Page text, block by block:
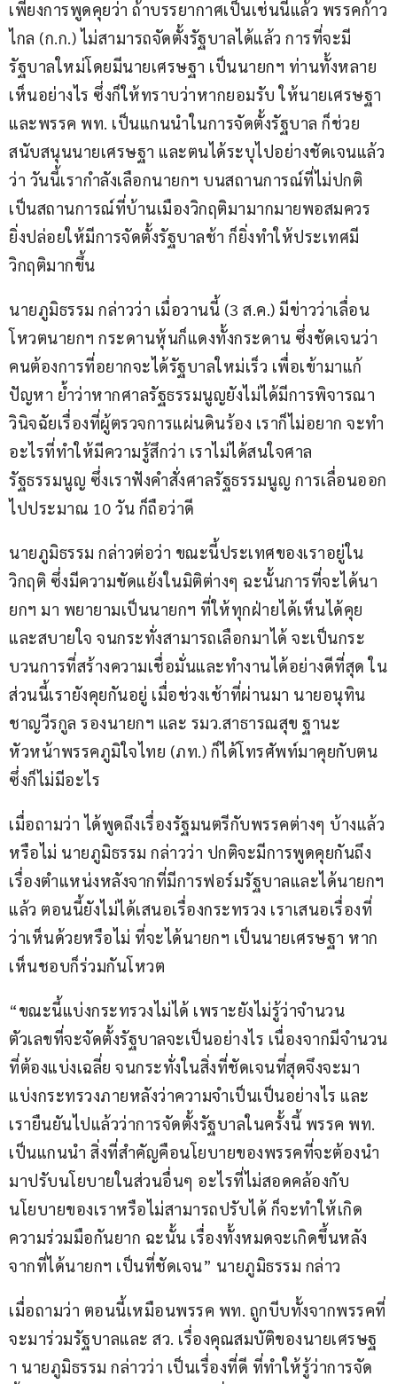
เพียงการพูดคุยว่า ถ้าบรรยากาศเป็นเช่นนี้แล้ว พรรคก้าว
ไกล (ก.ก.) ไม่สามารถจัดตั้งรัฐบาลได้แล้ว การที่จะมี
รัฐบาลใหม่โดยมีนายเศรษฐา เป็นนายกฯ ท่านทั้งหลาย
เห็นอย่างไร ซึ่งก็ให้ทราบว่าหากยอมรับ ให้นายเศรษฐา
และพรรค พท. เป็นแกนนำในการจัดตั้งรัฐบาล ก็ช่วย
สนับสนุนนายเศรษฐา และตนได้ระบุไปอย่างชัดเจนแล้ว
ว่า วันนี้เรากำลังเลือกนายกฯ บนสถานการณ์ที่ไม่ปกติ
เป็นสถานการณ์ที่บ้านเมืองวิกฤติมามากมายพอสมควร
ยิ่งปล่อยให้มีการจัดตั้งรัฐบาลช้า ก็ยิ่งทำให้ประเทศมี
วิกฤติมากขึ้น
นายภูมิธรรม กล่าวว่า เมื่อวานนี้ (3 ส.ค.) มีข่าวว่าเลื่อน
โหวตนายกฯ กระดานหุ้นก็แดงทั้งกระดาน ซึ่งชัดเจนว่า
คนต้องการที่อยากจะได้รัฐบาลใหม่เร็ว เพื่อเข้ามาแก้
ปัญหา ย้ำว่าหากศาลรัฐธรรมนูญยังไม่ได้มีการพิจารณา
วินิจฉัยเรื่องที่ผู้ตรวจการแผ่นดินร้อง เราก็ไม่อยาก จะทำ
อะไรที่ทำให้มีความรู้สึกว่า เราไม่ได้สนใจศาล
รัฐธรรมนูญ ซึ่งเราฟังคำสั่งศาลรัฐธรรมนูญ การเลื่อนออก
ไปประมาณ 10 วัน ก็ถือว่าดี
นายภูมิธรรม กล่าวต่อว่า ขณะนี้ประเทศของเราอยู่ใน
วิกฤติ ซึ่งมีความขัดแย้งในมิติต่างๆ ฉะนั้นการที่จะได้นา
ยกฯ มา พยายามเป็นนายกฯ ที่ให้ทุกฝ่ายได้เห็นได้คุย
และสบายใจ จนกระทั่งสามารถเลือกมาได้ จะเป็นกระ
บวนการที่สร้างความเชื่อมั่นและทำงานได้อย่างดีที่สุด ใน
ส่วนนี้เรายังคุยกันอยู่ เมื่อช่วงเช้าที่ผ่านมา นายอนุทิน
ชาญวีรกูล รองนายกฯ และ รมว.สาธารณสุข ฐานะ
หัวหน้าพรรคภูมิใจไทย (ภท.) ก็ได้โทรศัพท์มาคุยกับตน
ซึ่งก็ไม่มีอะไร
เมื่อถามว่า ได้พูดถึงเรื่องรัฐมนตรีกับพรรคต่างๆ บ้างแล้ว
หรือไม่ นายภูมิธรรม กล่าวว่า ปกติจะมีการพูดคุยกันถึง
เรื่องตำแหน่งหลังจากที่มีการฟอร์มรัฐบาลและได้นายกฯ
แล้ว ตอนนี้ยังไม่ได้เสนอเรื่องกระทรวง เราเสนอเรื่องที่
ว่าเห็นด้วยหรือไม่ ที่จะได้นายกฯ เป็นนายเศรษฐา หาก
เห็นชอบก็ร่วมกันโหวต
“ขณะนี้แบ่งกระทรวงไม่ได้ เพราะยังไม่รู้ว่าจำนวน
ตัวเลขที่จะจัดตั้งรัฐบาลจะเป็นอย่างไร เนื่องจากมีจำนวน
ที่ต้องแบ่งเฉลี่ย จนกระทั่งในสิ่งที่ชัดเจนที่สุดจึงจะมา
แบ่งกระทรวงภายหลังว่าความจำเป็นเป็นอย่างไร และ
เรายืนยันไปแล้วว่าการจัดตั้งรัฐบาลในครั้งนี้ พรรค พท.
เป็นแกนนำ สิ่งที่สำคัญคือนโยบายของพรรคที่จะต้องนำ
มาปรับนโยบายในส่วนอื่นๆ อะไรที่ไม่สอดคล้องกับ
นโยบายของเราหรือไม่สามารถปรับได้ ก็จะทำให้เกิด
ความร่วมมือกันยาก ฉะนั้น เรื่องทั้งหมดจะเกิดขึ้นหลัง
จากที่ได้นายกฯ เป็นที่ชัดเจน” นายภูมิธรรม กล่าว
เมื่อถามว่า ตอนนี้เหมือนพรรค พท. ถูกบีบทั้งจากพรรคที่
จะมาร่วมรัฐบาลและ สว. เรื่องคุณสมบัติของนายเศรษฐ
า นายภูมิธรรม กล่าวว่า เป็นเรื่องที่ดี ที่ทำให้รู้ว่าการจัด